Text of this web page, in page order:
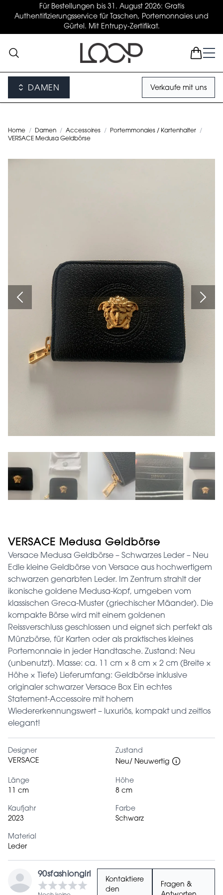
Für Bestellungen bis 31. August 2026: Gratis
Authentifizierungsservice für Taschen, Portemonnaies und
Gürtel. Mit Entrupy-Zertifikat.
DAMEN Verkaufe mit uns
Home / Damen / Accessoires / Portemmonaies / Kartenhalter
/
VERSACE Medusa Geldbörse
VERSACE Medusa Geldbörse
Versace Medusa Geldbörse – Schwarzes Leder – Neu
Edle kleine Geldbörse von Versace aus hochwertigem
schwarzen genarbten Leder. Im Zentrum strahlt der
ikonische goldene Medusa-Kopf, umgeben vom
klassischen Greca-Muster (griechischer Mäander). Die
kompakte Börse wird mit einem goldenen
Reissverschluss geschlossen und eignet sich perfekt als
Münzbörse, für Karten oder als praktisches kleines
Portemonnaie in jeder Handtasche. Zustand: Neu
(unbenutzt). Masse: ca. 11 cm × 8 cm × 2 cm (Breite ×
Höhe × Tiefe) Lieferumfang: Geldbörse inklusive
originaler schwarzer Versace Box Ein echtes
Statement-Accessoire mit hohem
Wiedererkennungswert – luxuriös, kompakt und zeitlos
elegant!
Designer
VERSACE
Zustand
Neu/ Neuwertig
Länge
11 cm
Höhe
8 cm
Kaufjahr
2023
Farbe
Schwarz
Material
Leder
90sfashiongirl
Kontaktiere
den
Fragen &